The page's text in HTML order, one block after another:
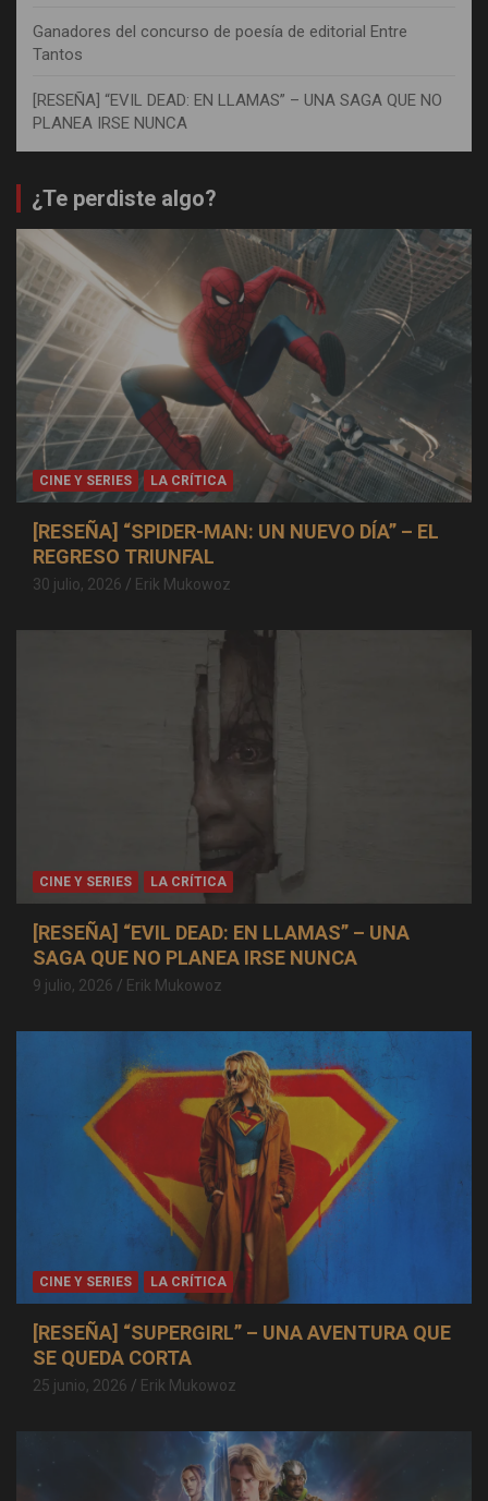
Ganadores del concurso de poesía de editorial Entre
Tantos
[RESEÑA] “EVIL DEAD: EN LLAMAS” – UNA SAGA QUE NO
PLANEA IRSE NUNCA
¿Te perdiste algo?
CINE Y SERIES LA CRÍTICA
[RESEÑA] “SPIDER-MAN: UN NUEVO DÍA” – EL
REGRESO TRIUNFAL
30 julio, 2026 Erik Mukowoz
CINE Y SERIES LA CRÍTICA
[RESEÑA] “EVIL DEAD: EN LLAMAS” – UNA
SAGA QUE NO PLANEA IRSE NUNCA
9 julio, 2026 Erik Mukowoz
CINE Y SERIES LA CRÍTICA
[RESEÑA] “SUPERGIRL” – UNA AVENTURA QUE
SE QUEDA CORTA
25 junio, 2026 Erik Mukowoz